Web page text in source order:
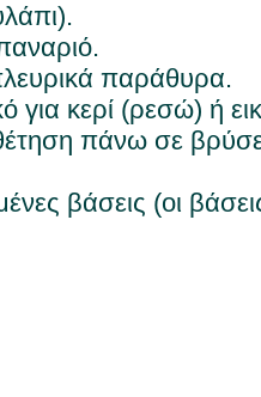
παράθυρα.
για κερί (ρεσώ) ή
πάνω σε
βάσεις (οι